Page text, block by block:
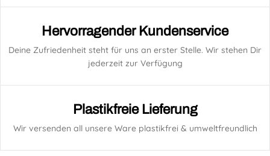
Hervorragender Kundenservice
Deine Zufriedenheit steht für uns an erster Stelle. Wir stehen Dir
jederzeit zur Verfügung
Plastikfreie Lieferung
Wir versenden all unsere Ware plastikfrei & umweltfreundlich